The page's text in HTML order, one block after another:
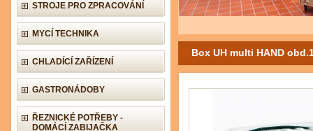
STROJE PRO ZPRACOVÁNÍ
MYCÍ TECHNIKA
CHLADÍCÍ ZAŘÍZENÍ
GASTRONÁDOBY
ŘEZNICKÉ POTŘEBY -
DOMÁCÍ ZABIJAČKA
Box UH multi HAND